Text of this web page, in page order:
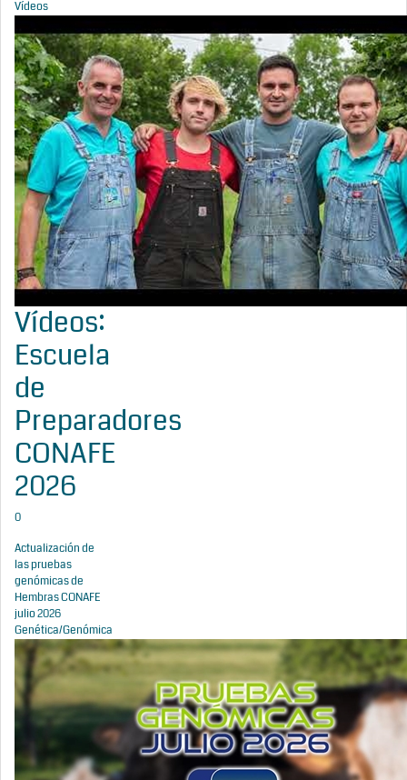
Vídeos
Vídeos:
Escuela
de
Preparadores
CONAFE
2026
0
Actualización de
las pruebas
genómicas de
Hembras CONAFE
julio 2026
Genética/Genómica